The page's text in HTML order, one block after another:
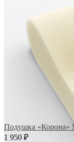
Подушка
1 950 ₽